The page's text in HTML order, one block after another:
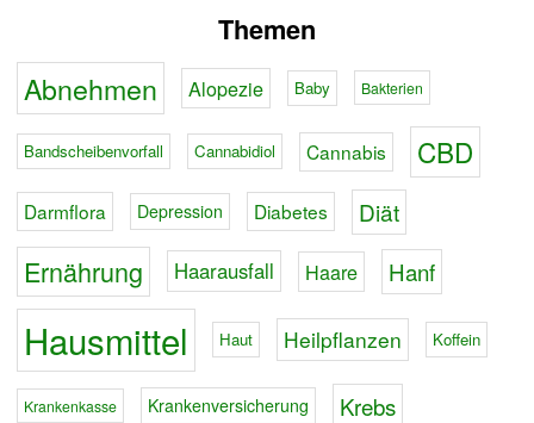
Themen
Abnehmen Alopezie Baby Bakterien
Bandscheibenvorfall Cannabidiol Cannabis CBD
Darmflora Depression Diabetes Diät
Ernährung Haarausfall Haare Hanf
Hausmittel Haut Heilpflanzen Koffein
Krankenkasse Krankenversicherung Krebs